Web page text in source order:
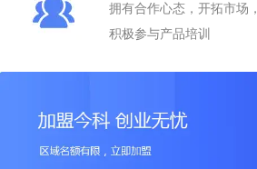
拥有合作心态，开拓市场，
积极参与产品培训